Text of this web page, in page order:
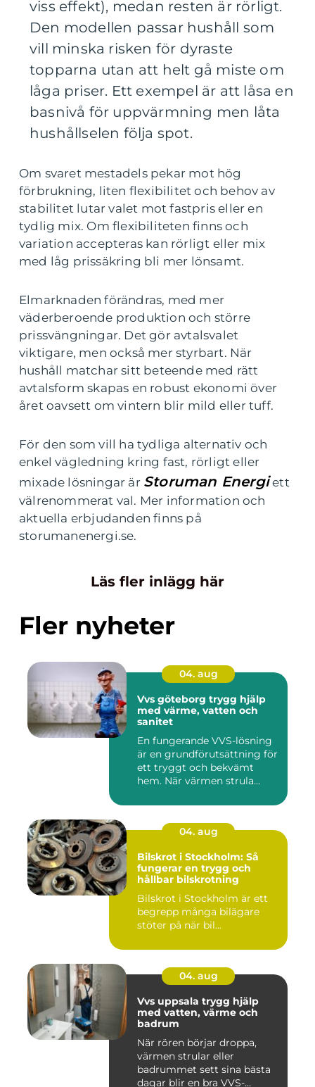
viss effekt), medan resten är rörligt.
Den modellen passar hushåll som
vill minska risken för dyraste
topparna utan att helt gå miste om
låga priser. Ett exempel är att låsa en
basnivå för uppvärmning men låta
hushållselen följa spot.
Om svaret mestadels pekar mot hög
förbrukning, liten flexibilitet och behov av
stabilitet lutar valet mot fastpris eller en
tydlig mix. Om flexibiliteten finns och
variation accepteras kan rörligt eller mix
med låg prissäkring bli mer lönsamt.
Elmarknaden förändras, med mer
väderberoende produktion och större
prissvängningar. Det gör avtalsvalet
viktigare, men också mer styrbart. När
hushåll matchar sitt beteende med rätt
avtalsform skapas en robust ekonomi över
året oavsett om vintern blir mild eller tuff.
För den som vill ha tydliga alternativ och
enkel vägledning kring fast, rörligt eller
mixade lösningar är Storuman Energiett
välrenommerat val. Mer information och
aktuella erbjudanden finns på
storumanenergi.se.
Läs fler inlägg här
Fler nyheter
04. aug
Vvs göteborg trygg hjälp
med värme, vatten och
sanitet
En fungerande VVS-lösning
är en grundförutsättning för
ett tryggt och bekvämt
hem. När värmen strula...
04. aug
Bilskrot i Stockholm: Så
fungerar en trygg och
hållbar bilskrotning
Bilskrot i Stockholm är ett
begrepp många bilägare
stöter på när bil...
04. aug
Vvs uppsala trygg hjälp
med vatten, värme och
badrum
När rören börjar droppa,
värmen strular eller
badrummet sett sina bästa
dagar blir en bra VVS-